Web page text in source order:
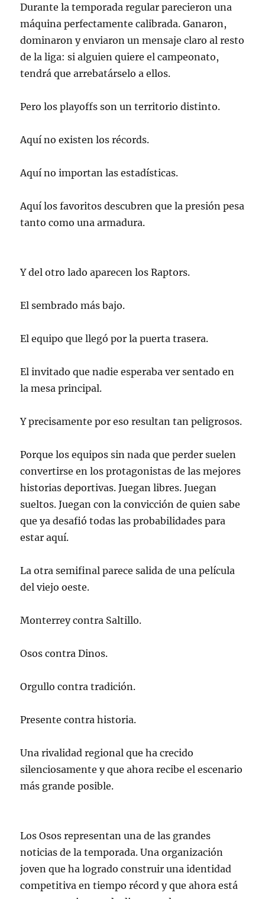
Durante la temporada regular parecieron una
máquina perfectamente calibrada. Ganaron,
dominaron y enviaron un mensaje claro al resto
de la liga: si alguien quiere el campeonato,
tendrá que arrebatárselo a ellos.
Pero los playoffs son un territorio distinto.
Aquí no existen los récords.
Aquí no importan las estadísticas.
Aquí los favoritos descubren que la presión pesa
tanto como una armadura.
Y del otro lado aparecen los Raptors.
El sembrado más bajo.
El equipo que llegó por la puerta trasera.
El invitado que nadie esperaba ver sentado en
la mesa principal.
Y precisamente por eso resultan tan peligrosos.
Porque los equipos sin nada que perder suelen
convertirse en los protagonistas de las mejores
historias deportivas. Juegan libres. Juegan
sueltos. Juegan con la convicción de quien sabe
que ya desafió todas las probabilidades para
estar aquí.
La otra semifinal parece salida de una película
del viejo oeste.
Monterrey contra Saltillo.
Osos contra Dinos.
Orgullo contra tradición.
Presente contra historia.
Una rivalidad regional que ha crecido
silenciosamente y que ahora recibe el escenario
más grande posible.
Los Osos representan una de las grandes
noticias de la temporada. Una organización
joven que ha logrado construir una identidad
competitiva en tiempo récord y que ahora está